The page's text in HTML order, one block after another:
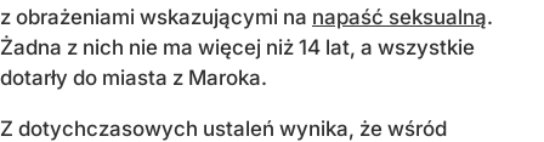
z obrażeniami wskazującymi na napaść seksualną.
Żadna z nich nie ma więcej niż 14 lat, a wszystkie
dotarły do miasta z Maroka.
Z dotychczasowych ustaleń wynika, że wśród